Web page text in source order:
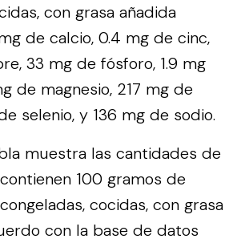
con grasa añadida
de calcio, 0.4 mg de cinc,
33 mg de fósforo, 1.9 mg
de magnesio, 217 mg de
selenio, y 136 mg de sodio.
muestra las cantidades de
100 gramos de
cocidas, con grasa
con la base de datos